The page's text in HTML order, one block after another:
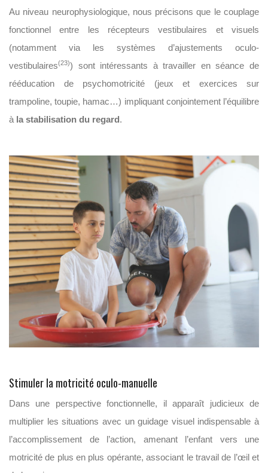
Au niveau neurophysiologique, nous précisons que le couplage
fonctionnel entre les récepteurs vestibulaires et visuels
(notamment via les systèmes d’ajustements oculo-
vestibulaires(23)) sont intéressants à travailler en séance de
rééducation de psychomotricité (jeux et exercices sur
trampoline, toupie, hamac…) impliquant conjointement l’équilibre
à la stabilisation du regard.
Stimuler la motricité oculo-manuelle
Dans une perspective fonctionnelle, il apparaît judicieux de
multiplier les situations avec un guidage visuel indispensable à
l’accomplissement de l’action, amenant l’enfant vers une
motricité de plus en plus opérante, associant le travail de l’œil et